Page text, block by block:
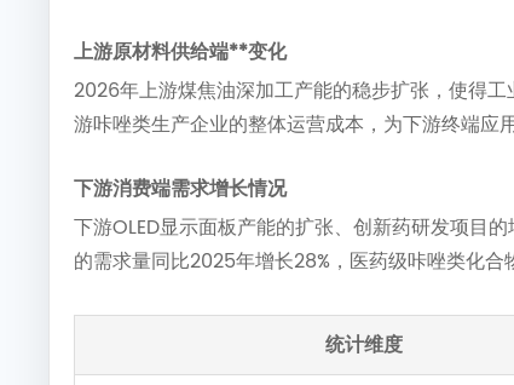
上游原材料供给端**变化
2026年上游煤焦油深加工产能的稳步扩张，使得
游咔唑类生产企业的整体运营成本，为下游终端应
下游消费端需求增长情况
下游OLED显示面板产能的扩张、创新药研发项目
的需求量同比2025年增长28%，医药级咔唑类化合
统计维度